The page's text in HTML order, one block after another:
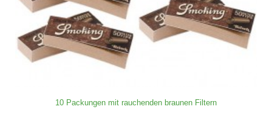
10 Packungen mit rauchenden braunen Filtern